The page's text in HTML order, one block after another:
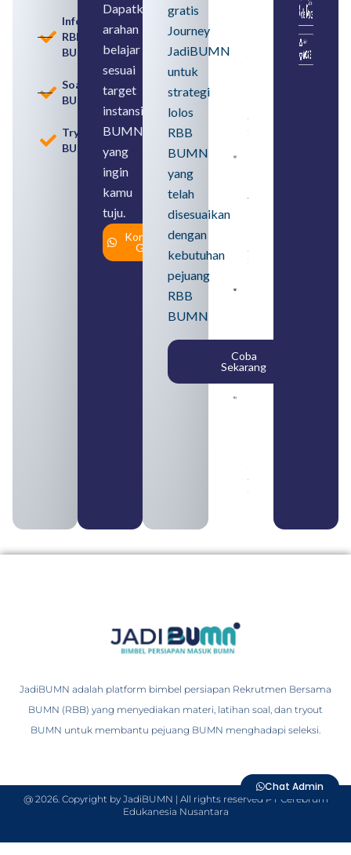
Informasi
RBB
BUMN
Soal
BUMN
Tryout
BUMN
Dapatkan
arahan
belajar
sesuai
target
instansi
BUMN
yang
ingin
kamu
tuju.
Konsultasi
Gratis
gratis
Journey
JadiBUMN
untuk
strategi
lolos
RBB
BUMN
yang
telah
disesuaikan
dengan
kebutuhan
pejuang
RBB
BUMN
Coba
Sekarang
SMA
Syarat,
August 5,
2026
yang
August 4,
2026
serta
Perbedaannya
August 3, 2026
Sektor
August 2,
2026
JadiBUMN adalah platform bimbel persiapan Rekrutmen Bersama
BUMN (RBB) yang menyediakan materi, latihan soal, dan tryout
BUMN untuk membantu pejuang BUMN menghadapi seleksi.
@ 2026. Copyright by JadiBUMN | All rights reserved PT Cerebrum
Edukanesia Nusantara
Chat Admin